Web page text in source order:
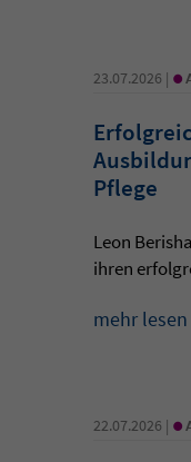
23.07.2026 | •
Pflege
Leon
ihren
mehr lesen
22.07.2026 | •